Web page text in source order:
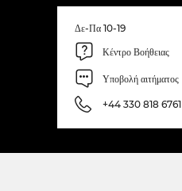
Δε-Πα 10-19
Κέντρο Βοήθειας
Υποβολή αιτήματος
+44 330 818 6761